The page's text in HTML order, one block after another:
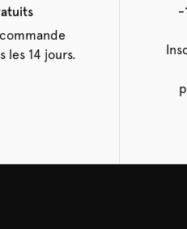
les 14 jours.
-